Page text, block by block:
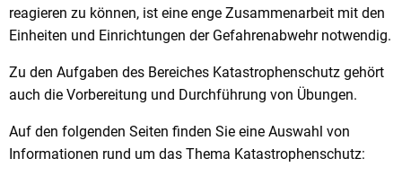
reagieren zu können, ist eine enge Zusammenarbeit mit den
Einheiten und Einrichtungen der Gefahrenabwehr notwendig.
Zu den Aufgaben des Bereiches Katastrophenschutz gehört
auch die Vorbereitung und Durchführung von Übungen.
Auf den folgenden Seiten finden Sie eine Auswahl von
Informationen rund um das Thema Katastrophenschutz: